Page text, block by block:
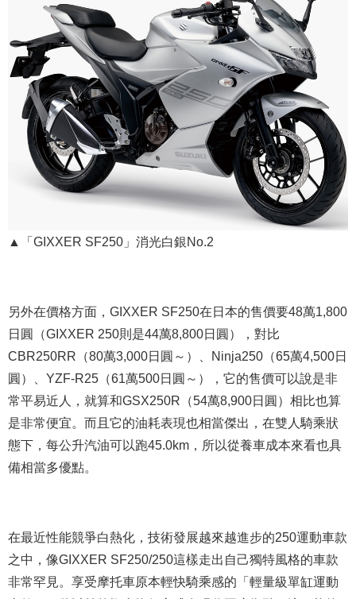
▲「GIXXER SF250」消光白銀No.2
另外在價格方面，GIXXER SF250在日本的售價要48萬1,800
日圓（GIXXER 250則是44萬8,800日圓），對比
CBR250RR（80萬3,000日圓～）、Ninja250（65萬4,500日
圓）、YZF-R25（61萬500日圓～），它的售價可以說是非
常平易近人，就算和GSX250R（54萬8,900日圓）相比也算
是非常便宜。而且它的油耗表現也相當傑出，在雙人騎乘狀
態下，每公升汽油可以跑45.0km，所以從養車成本來看也具
備相當多優點。
在最近性能競爭白熱化，技術發展越來越進步的250運動車款
之中，像GIXXER SF250/250這樣走出自己獨特風格的車款
非常罕見。享受摩托車原本輕快騎乘感的「輕量級單缸運動